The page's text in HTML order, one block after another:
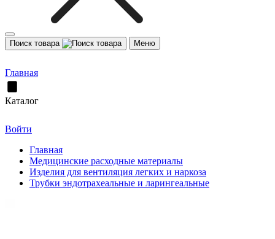
Поиск товара Меню
Главная
Каталог
Войти
Главная
Медицинские расходные материалы
Изделия для вентиляция легких и наркоза
Трубки эндотрахеальные и ларингеальные